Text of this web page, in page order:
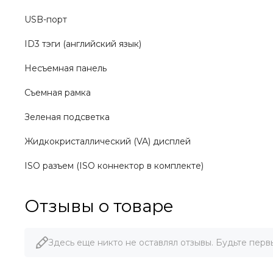
USB-порт
ID3 тэги (английский язык)
Несъемная панель
Съемная рамка
Зеленая подсветка
Жидкокристаллический (VA) дисплей
ISO разъем (ISO коннектор в комплекте)
Отзывы о товаре
Здесь еще никто не оставлял отзывы. Будьте